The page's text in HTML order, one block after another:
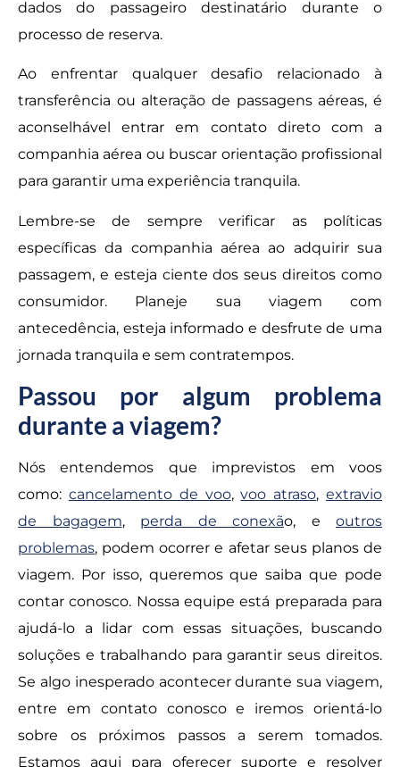
dados do passageiro destinatário durante o
processo de reserva.
Ao enfrentar qualquer desafio relacionado à
transferência ou alteração de passagens aéreas, é
aconselhável entrar em contato direto com a
companhia aérea ou buscar orientação profissional
para garantir uma experiência tranquila.
Lembre-se de sempre verificar as políticas
específicas da companhia aérea ao adquirir sua
passagem, e esteja ciente dos seus direitos como
consumidor. Planeje sua viagem com
antecedência, esteja informado e desfrute de uma
jornada tranquila e sem contratempos.
Passou por algum problema
durante a viagem?
Nós entendemos que imprevistos em voos
como: cancelamento de voo,voo atraso,extravio
de bagagem, perda de conexão, e outros
problemas, podem ocorrer e afetar seus planos de
viagem. Por isso, queremos que saiba que pode
contar conosco. Nossa equipe está preparada para
ajudá-lo a lidar com essas situações, buscando
soluções e trabalhando para garantir seus direitos.
Se algo inesperado acontecer durante sua viagem,
entre em contato conosco e iremos orientá-lo
sobre os próximos passos a serem tomados.
Estamos aqui para oferecer suporte e resolver